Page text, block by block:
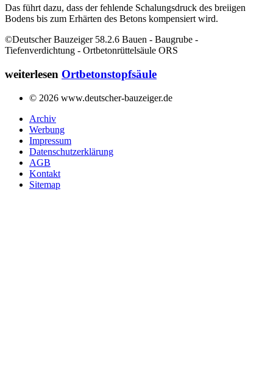
Das führt dazu, dass der fehlende Schalungsdruck des breiigen
Bodens bis zum Erhärten des Betons kompensiert wird.
©Deutscher Bauzeiger 58.2.6 Bauen - Baugrube -
Tiefenverdichtung - Ortbetonrüttelsäule ORS
weiterlesen Ortbetonstopfsäule
© 2026 www.deutscher-bauzeiger.de
Archiv
Werbung
Impressum
Datenschutzerklärung
AGB
Kontakt
Sitemap